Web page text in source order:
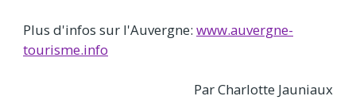
Plus d'infos sur l'Auvergne: www.auvergne-
tourisme.info
Par Charlotte Jauniaux